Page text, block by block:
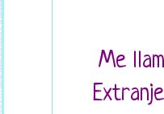
Me